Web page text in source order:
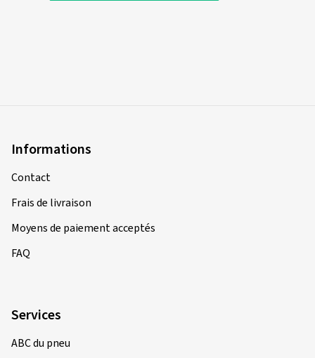
Informations
Contact
Frais de livraison
Moyens de paiement acceptés
FAQ
Services
ABC du pneu